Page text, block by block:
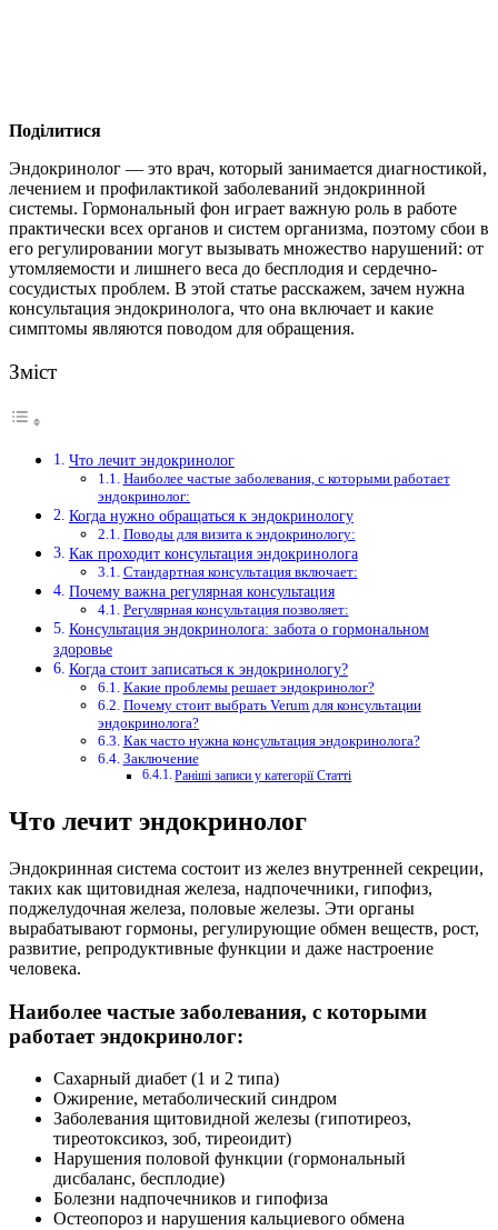
Поділитися
Эндокринолог — это врач, который занимается диагностикой,
лечением и профилактикой заболеваний эндокринной
системы. Гормональный фон играет важную роль в работе
практически всех органов и систем организма, поэтому сбои в
его регулировании могут вызывать множество нарушений: от
утомляемости и лишнего веса до бесплодия и сердечно-
сосудистых проблем. В этой статье расскажем, зачем нужна
консультация эндокринолога, что она включает и какие
симптомы являются поводом для обращения.
Зміст
Что лечит эндокринолог
Наиболее частые заболевания, с которыми работает
эндокринолог:
Когда нужно обращаться к эндокринологу
Поводы для визита к эндокринологу:
Как проходит консультация эндокринолога
Стандартная консультация включает:
Почему важна регулярная консультация
Регулярная консультация позволяет:
Консультация эндокринолога: забота о гормональном
здоровье
Когда стоит записаться к эндокринологу?
Какие проблемы решает эндокринолог?
Почему стоит выбрать Verum для консультации
эндокринолога?
Как часто нужна консультация эндокринолога?
Заключение
Раніші записи у категорії Статті
Что лечит эндокринолог
Эндокринная система состоит из желез внутренней секреции,
таких как щитовидная железа, надпочечники, гипофиз,
поджелудочная железа, половые железы. Эти органы
вырабатывают гормоны, регулирующие обмен веществ, рост,
развитие, репродуктивные функции и даже настроение
человека.
Наиболее частые заболевания, с которыми
работает эндокринолог:
Сахарный диабет (1 и 2 типа)
Ожирение, метаболический синдром
Заболевания щитовидной железы (гипотиреоз,
тиреотоксикоз, зоб, тиреоидит)
Нарушения половой функции (гормональный
дисбаланс, бесплодие)
Болезни надпочечников и гипофиза
Остеопороз и нарушения кальциевого обмена